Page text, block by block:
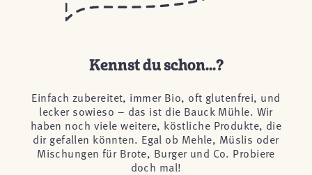
Kennst du schon...?
Einfach zubereitet, immer Bio, oft glutenfrei, und
lecker sowieso – das ist die Bauck Mühle. Wir
haben noch viele weitere, köstliche Produkte, die
dir gefallen könnten. Egal ob Mehle, Müslis oder
Mischungen für Brote, Burger und Co. Probiere
doch mal!